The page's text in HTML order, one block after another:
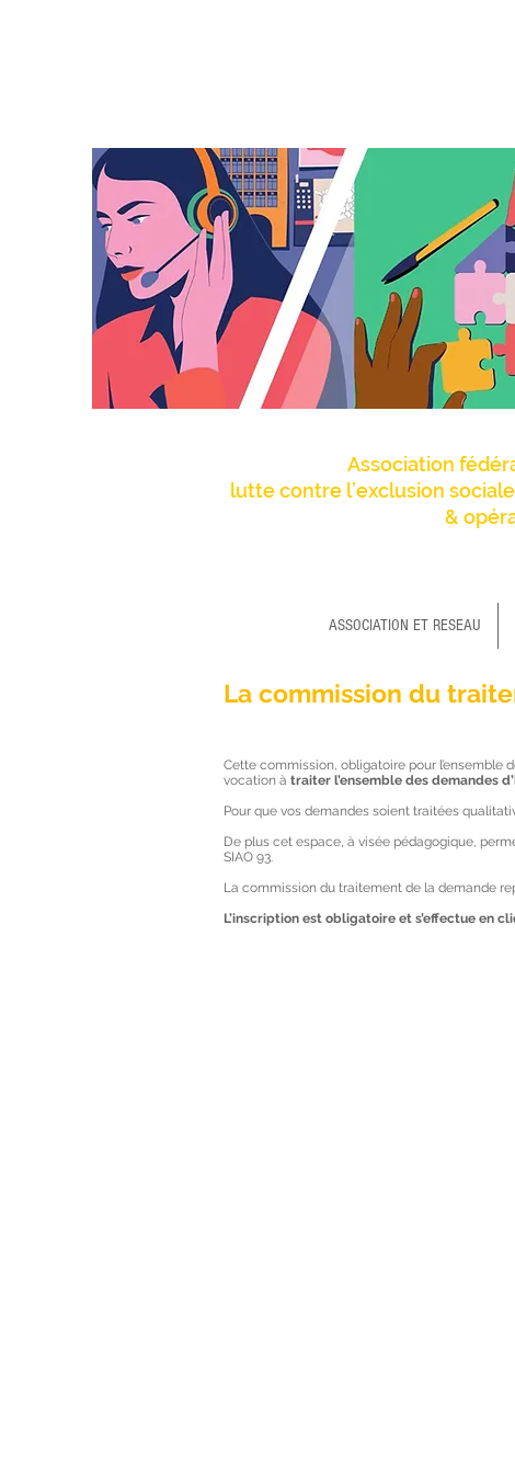
Association
lutte contre l’exclusion
&
ASSOCIATION ET RESEAU
La commission du
Cette commission, obligatoire pour l’ensemble
vocation à traiter l’ensemble des demandes
Pour que vos demandes soient traitées
De plus cet espace, à visée pédagogique,
SIAO 93.
La commission du traitement de la demande
L’inscription est obligatoire et s’effectue en